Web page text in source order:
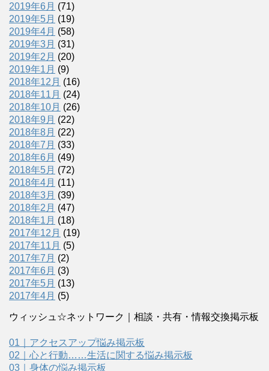
2019年6月 (71)
2019年5月 (19)
2019年4月 (58)
2019年3月 (31)
2019年2月 (20)
2019年1月 (9)
2018年12月 (16)
2018年11月 (24)
2018年10月 (26)
2018年9月 (22)
2018年8月 (22)
2018年7月 (33)
2018年6月 (49)
2018年5月 (72)
2018年4月 (11)
2018年3月 (39)
2018年2月 (47)
2018年1月 (18)
2017年12月 (19)
2017年11月 (5)
2017年7月 (2)
2017年6月 (3)
2017年5月 (13)
2017年4月 (5)
ウィッシュ☆ネットワーク｜相談・共有・情報交換掲示板
01｜アクセスアップ悩み掲示板
02｜心と行動……生活に関する悩み掲示板
03｜身体の悩み掲示板